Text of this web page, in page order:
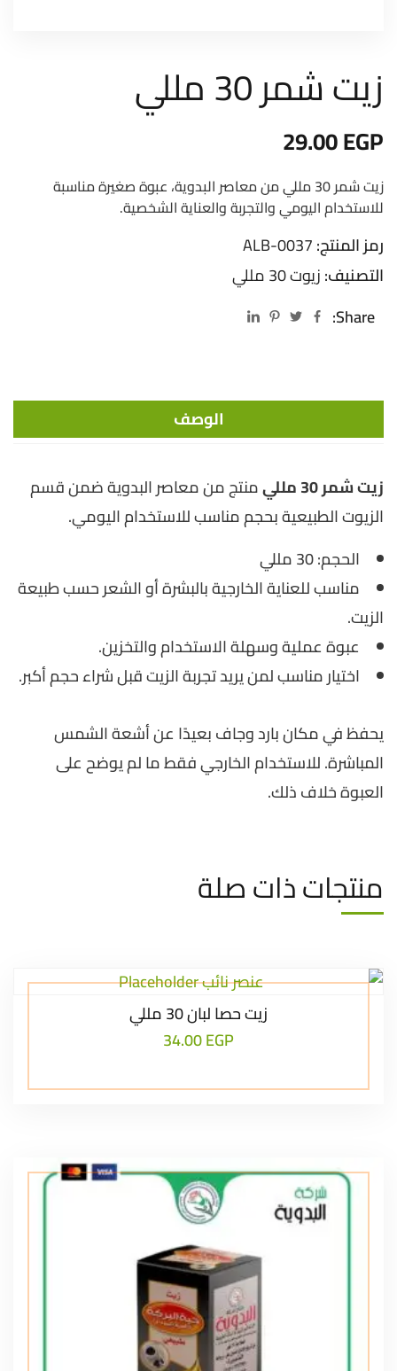
زيت شمر 30 مللي
29.00EGP
زيت شمر 30 مللي من معاصر البدوية، عبوة صغيرة مناسبة
للاستخدام اليومي والتجربة والعناية الشخصية.
رمز المنتج:ALB-0037
التصنيف:زيوت 30 مللي
Share:
الوصف
زيت شمر 30 مللي
منتج من معاصر البدوية ضمن قسم
الزيوت الطبيعية بحجم مناسب للاستخدام اليومي.
الحجم: 30 مللي
مناسب للعناية الخارجية بالبشرة أو الشعر حسب طبيعة
الزيت.
عبوة عملية وسهلة الاستخدام والتخزين.
اختيار مناسب لمن يريد تجربة الزيت قبل شراء حجم أكبر.
يحفظ في مكان بارد وجاف بعيدًا عن أشعة الشمس
المباشرة. للاستخدام الخارجي فقط ما لم يوضح على
العبوة خلاف ذلك.
منتجات ذات صلة
زيت حصا لبان 30 مللي
34.00EGP